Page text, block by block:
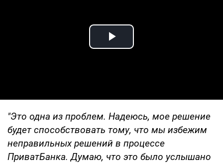
Play Video
"Это одна из проблем. Надеюсь, мое решение
будет способствовать тому, что мы избежим
неправильных решений в процессе
ПриватБанка. Думаю, что это было услышано